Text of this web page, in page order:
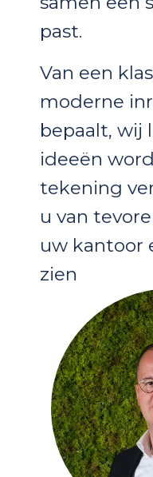
past.
Van een
moderne
bepaalt, wij
ideeën
tekening
u van
uw kantoor
zien